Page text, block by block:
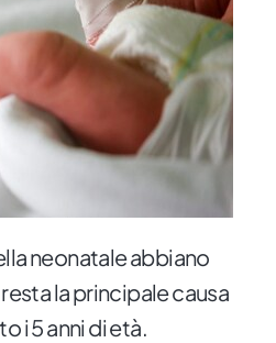
neonatale abbiano
la principale causa
i 5 anni di età.